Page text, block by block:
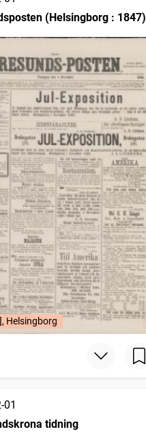
(Helsingborg : 1847)
Helsingborg
01
tidning